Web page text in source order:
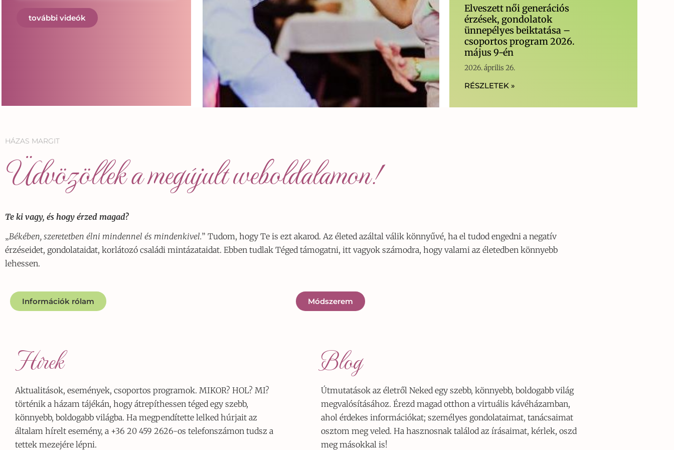
további videók
Elveszett női generációs
érzések, gondolatok
ünnepélyes beiktatása –
csoportos program 2026.
május 9-én
2026. április 26.
RÉSZLETEK »
HÁZAS MARGIT
Üdvözöllek a megújult weboldalamon!
Te ki vagy, és hogy érzed magad?
„Békében, szeretetben élni mindennel és mindenkivel.” Tudom, hogy Te is ezt akarod. Az életed azáltal válik könnyűvé, ha el tudod engedni a negatív
érzéseidet, gondolataidat, korlátozó családi mintázataidat. Ebben tudlak Téged támogatni, itt vagyok számodra, hogy valami az életedben könnyebb
lehessen.
Információk rólam Módszerem
Hírek
Aktualitások, események, csoportos programok. MIKOR? HOL? MI?
történik a házam tájékán, hogy átrepíthessen téged egy szebb,
könnyebb, boldogabb világba. Ha megpendítette lelked húrjait az
általam hírelt esemény, a +36 20 459 2626-os telefonszámon tudsz a
tettek mezejére lépni.
Blog
Útmutatások az életről Neked egy szebb, könnyebb, boldogabb világ
megvalósításához. Érezd magad otthon a virtuális kávéházamban,
ahol érdekes információkat; személyes gondolataimat, tanácsaimat
osztom meg veled. Ha hasznosnak találod az írásaimat, kérlek, oszd
meg másokkal is!